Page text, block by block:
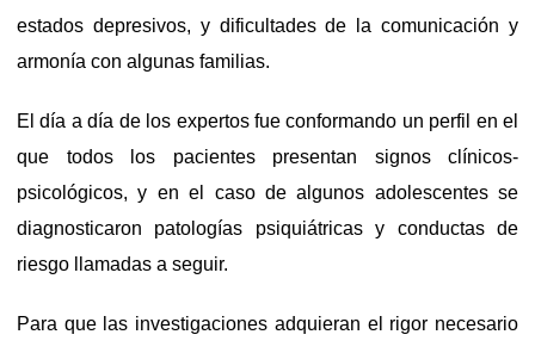
estados depresivos, y dificultades de la comunicación y
armonía con algunas familias.
El día a día de los expertos fue conformando un perfil en el
que todos los pacientes presentan signos clínicos-
psicológicos, y en el caso de algunos adolescentes se
diagnosticaron patologías psiquiátricas y conductas de
riesgo llamadas a seguir.
Para que las investigaciones adquieran el rigor necesario